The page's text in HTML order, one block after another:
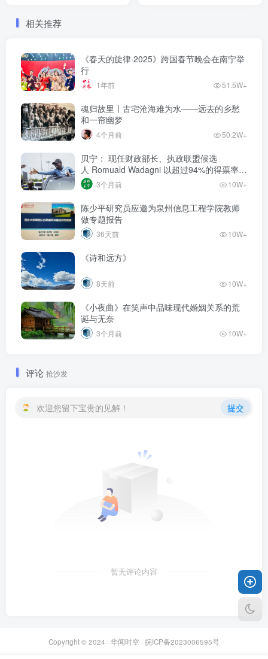
相关推荐
《春天的旋律·2025》跨国春节晚会在南宁举
行
1年前 51.5W+
魂归故里丨古宅沧海难为水——远去的乡愁
和一帘幽梦
4个月前 50.2W+
贝宁： 现任财政部长、执政联盟候选
人‌ Romuald Wadagni 以超过94%的得票率当
选新任总统‌
3个月前 10W+
陈少平研究员应邀为泉州信息工程学院教师
做专题报告
36天前 10W+
《诗和远方》
8天前 10W+
《小夜曲》在笑声中品味现代婚姻关系的荒
诞与无奈
3个月前 10W+
评论 抢沙发
欢迎您留下宝贵的见解！ 提交
暂无评论内容
Copyright © 2024 · 华闻时空 · 皖ICP备2023006595号